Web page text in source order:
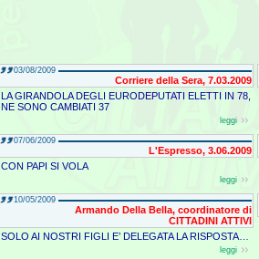
03/08/2009
Corriere della Sera, 7.03.2009
LA GIRANDOLA DEGLI EURODEPUTATI ELETTI IN 78,
NE SONO CAMBIATI 37
leggi
07/06/2009
L'Espresso, 3.06.2009
CON PAPI SI VOLA
leggi
10/05/2009
Armando Della Bella, coordinatore di
CITTADINI ATTIVI
SOLO AI NOSTRI FIGLI E’ DELEGATA LA RISPOSTA…
leggi